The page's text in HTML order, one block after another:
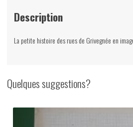
de
publicité
non-
daté
Description
La petite histoire des rues de Grivegnée en
Quelques suggestions?